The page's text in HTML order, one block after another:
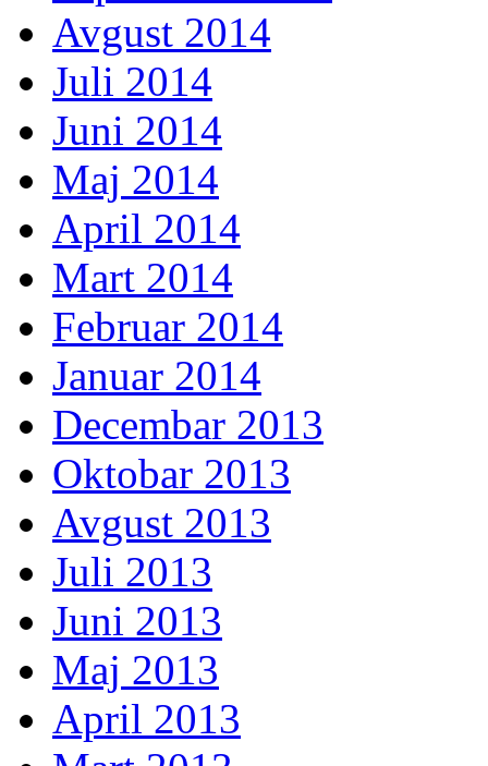
Avgust 2014
Juli 2014
Juni 2014
Maj 2014
April 2014
Mart 2014
Februar 2014
Januar 2014
Decembar 2013
Oktobar 2013
Avgust 2013
Juli 2013
Juni 2013
Maj 2013
April 2013